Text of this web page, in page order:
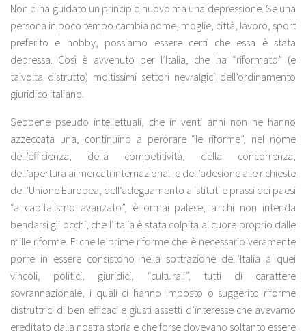
Non ci ha guidato un principio nuovo ma una depressione. Se una
persona in poco tempo cambia nome, moglie, città, lavoro, sport
preferito e hobby, possiamo essere certi che essa è stata
depressa. Così è avvenuto per l’Italia, che ha “riformato” (e
talvolta distrutto) moltissimi settori nevralgici dell’ordinamento
giuridico italiano.
Sebbene pseudo intellettuali, che in venti anni non ne hanno
azzeccata una, continuino a perorare “le riforme”, nel nome
dell’efficienza, della competitività, della concorrenza,
dell’apertura ai mercati internazionali e dell’adesione alle richieste
dell’Unione Europea, dell’adeguamento a istituti e prassi dei paesi
“a capitalismo avanzato”, è ormai palese, a chi non intenda
bendarsi gli occhi, che l’Italia è stata colpita al cuore proprio dalle
mille riforme. E che le prime riforme che è necessario veramente
porre in essere consistono nella sottrazione dell’Italia a quei
vincoli, politici, giuridici, “culturali”, tutti di carattere
sovrannazionale, i quali ci hanno imposto o suggerito riforme
distruttrici di ben efficaci e giusti assetti d’interesse che avevamo
ereditato dalla nostra storia e che forse dovevano soltanto essere